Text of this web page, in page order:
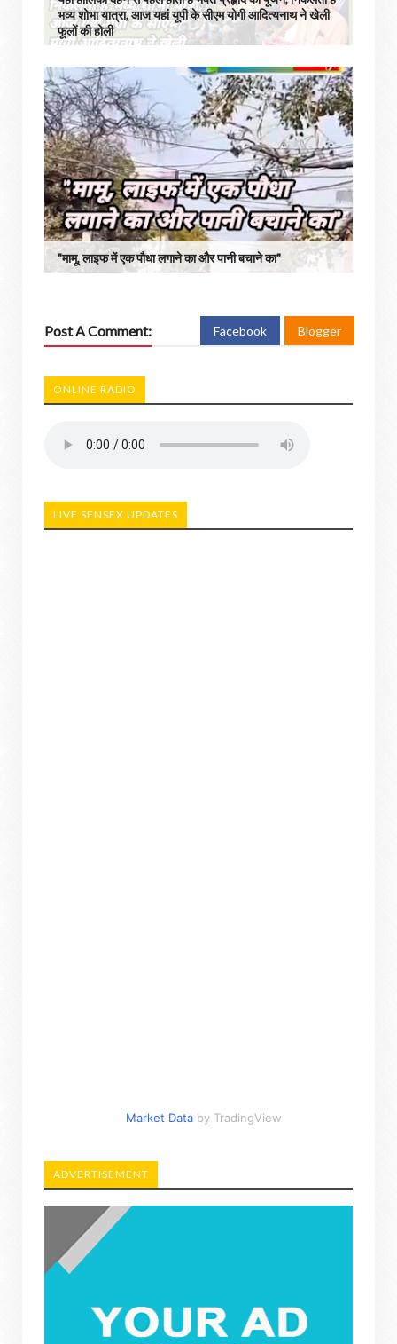
भव्य शोभा यात्रा, आज यहां यूपी के सीएम योगी आदित्यनाथ ने खेली
फूलों की होली
"मामू, लाइफ में एक पौधा लगाने का और पानी बचाने का"
Post A Comment: Facebook Blogger
ONLINE RADIO
LIVE SENSEX UPDATES
Market Data by TradingView
ADVERTISEMENT